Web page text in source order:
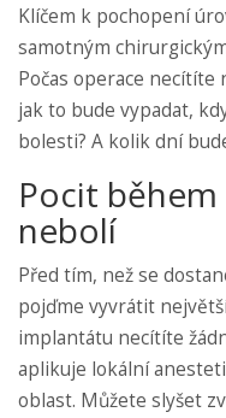
Klíčem k pochopení
samotným
Počas operace necítíte
jak to bude vypadat,
bolesti? A kolik dní
Pocit
nebolí
Před tím, než se
pojďme vyvrátit
implantátu necítíte
aplikuje lokální
oblast. Můžete slyšet